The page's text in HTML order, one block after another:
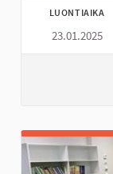
LUONTIAIKA
23.01.2025